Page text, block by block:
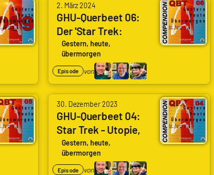
2. März 2024
GHU-Querbeet 06:
Der 'Star Trek:
Strange New Worlds'
Vorspann und wir
Gestern, heute,
übermorgen
Episode von
30. Dezember 2023
GHU-Querbeet 04:
Star Trek - Utopie,
Dystopie oder was?
Gestern, heute,
übermorgen
Episode von